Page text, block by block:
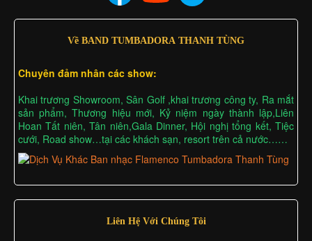
Về BAND TUMBADORA THANH TÙNG
Chuyên đảm nhân các show:
Khai trương Showroom, Sân Golf ,khai trương công ty, Ra mắt
sản phẩm, Thương hiệu mới, Kỷ niệm ngày thành lập,Liên
Hoan Tất niên, Tân niên,Gala Dinner, Hội nghị tổng kết, Tiệc
cưới, Road show…tại các khách sạn, resort trên cả nước……
Liên Hệ Với Chúng Tôi